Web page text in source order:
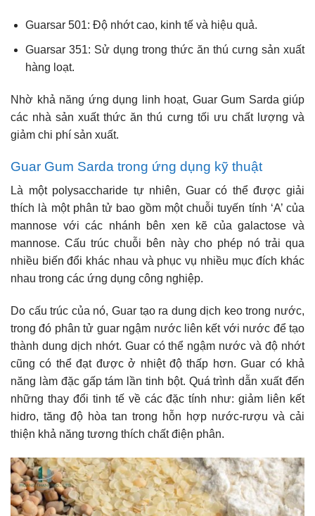
Guarsar 501: Độ nhớt cao, kinh tế và hiệu quả.
Guarsar 351: Sử dụng trong thức ăn thú cưng sản xuất
hàng loạt.
Nhờ khả năng ứng dụng linh hoạt, Guar Gum Sarda giúp
các nhà sản xuất thức ăn thú cưng tối ưu chất lượng và
giảm chi phí sản xuất.
Guar Gum Sarda trong ứng dụng kỹ thuật
Là một polysaccharide tự nhiên, Guar có thể được giải
thích là một phân tử bao gồm một chuỗi tuyến tính ‘A’ của
mannose với các nhánh bên xen kẽ của galactose và
mannose. Cấu trúc chuỗi bên này cho phép nó trải qua
nhiều biến đổi khác nhau và phục vụ nhiều mục đích khác
nhau trong các ứng dụng công nghiệp.
Do cấu trúc của nó, Guar tạo ra dung dịch keo trong nước,
trong đó phân tử guar ngậm nước liên kết với nước để tạo
thành dung dịch nhớt. Guar có thể ngậm nước và độ nhớt
cũng có thể đạt được ở nhiệt độ thấp hơn. Guar có khả
năng làm đặc gấp tám lần tinh bột. Quá trình dẫn xuất đến
những thay đổi tinh tế về các đặc tính như: giảm liên kết
hidro, tăng độ hòa tan trong hỗn hợp nước-rượu và cải
thiện khả năng tương thích chất điện phân.